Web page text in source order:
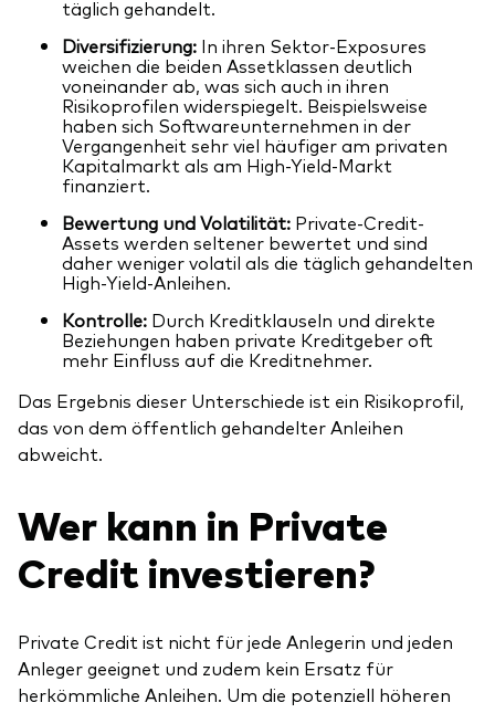
täglich gehandelt.
Diversifizierung: In ihren Sektor-Exposures
weichen die beiden Assetklassen deutlich
voneinander ab, was sich auch in ihren
Risikoprofilen widerspiegelt. Beispielsweise
haben sich Softwareunternehmen in der
Vergangenheit sehr viel häufiger am privaten
Kapitalmarkt als am High-Yield-Markt
finanziert.
Bewertung und Volatilität: Private-Credit-
Assets werden seltener bewertet und sind
daher weniger volatil als die täglich gehandelten
High-Yield-Anleihen.
Kontrolle: Durch Kreditklauseln und direkte
Beziehungen haben private Kreditgeber oft
mehr Einfluss auf die Kreditnehmer.
Das Ergebnis dieser Unterschiede ist ein Risikoprofil,
das von dem öffentlich gehandelter Anleihen
abweicht.
Wer kann in Private
Credit investieren?
Private Credit ist nicht für jede Anlegerin und jeden
Anleger geeignet und zudem kein Ersatz für
herkömmliche Anleihen. Um die potenziell höheren